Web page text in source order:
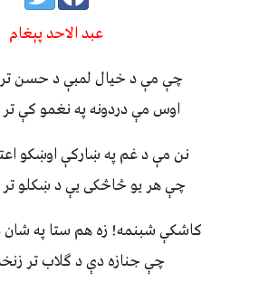
عبد الاحد پېغام
چې مې د خيال لمبې د حسن
اوس مې دردونه په نغمو كې
نن مې د غم په ښاركې اوښكو
چې هر يو څاڅكى يې د ښكلو تر
كاشكې شبنمه! زه هم ستا په شان
چې جنازه دې د ګلاب تر